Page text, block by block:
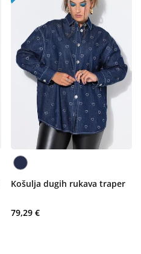
Košulja dugih rukava traper
79,29 €